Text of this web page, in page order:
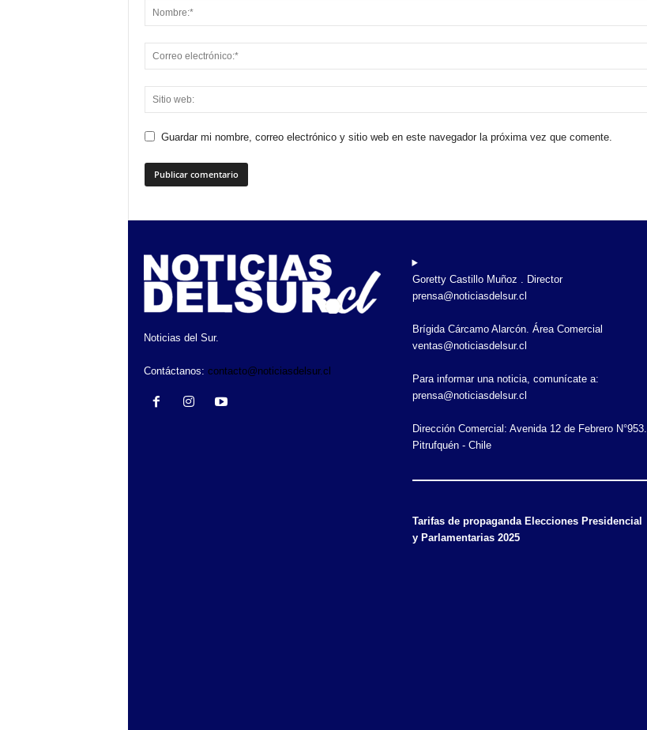
Guardar mi nombre, correo electrónico y sitio web en este navegador la próxima vez que comente.
Noticias del Sur.
Contáctanos: contacto@noticiasdelsur.cl
Goretty Castillo Muñoz . Director
prensa@noticiasdelsur.cl
Brígida Cárcamo Alarcón. Área Comercial
ventas@noticiasdelsur.cl
Para informar una noticia, comunícate a:
prensa@noticiasdelsur.cl
Dirección Comercial: Avenida 12 de Febrero N°953.
Pitrufquén - Chile
Tarifas de propaganda Elecciones Presidencial
y Parlamentarias 2025